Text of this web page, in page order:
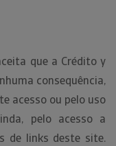
que a Crédito y
consequência,
acesso ou pelo uso
pelo acesso a
de links deste site.